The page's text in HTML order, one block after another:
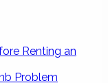
Renting an
Problem